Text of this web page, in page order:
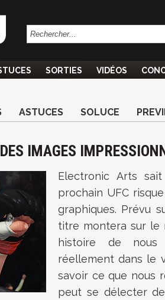
SORTIES VIDÉOS
ASTUCES SOLUCE
IMAGES
Electronic Arts
prochain UFC
graphiques. Prévu
titre montera sur le
histoire de
réellement dans le
savoir ce que nous
peut se délecter